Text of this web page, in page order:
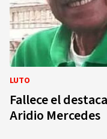
LUTO
Fallece el
Aridio Mercedes